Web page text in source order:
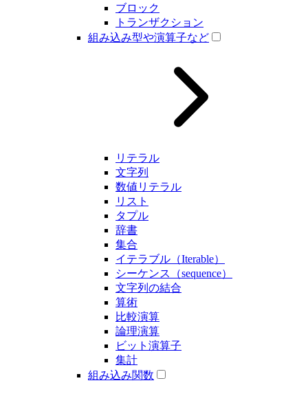
ブロック
トランザクション
組み込み型や演算子など
リテラル
文字列
数値リテラル
リスト
タプル
辞書
集合
イテラブル（Iterable）
シーケンス（sequence）
文字列の結合
算術
比較演算
論理演算
ビット演算子
集計
組み込み関数